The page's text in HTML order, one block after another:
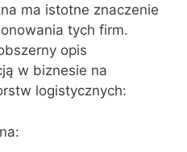
ma istotne znaczenie
tych firm.
opis
w biznesie na
logistycznych: